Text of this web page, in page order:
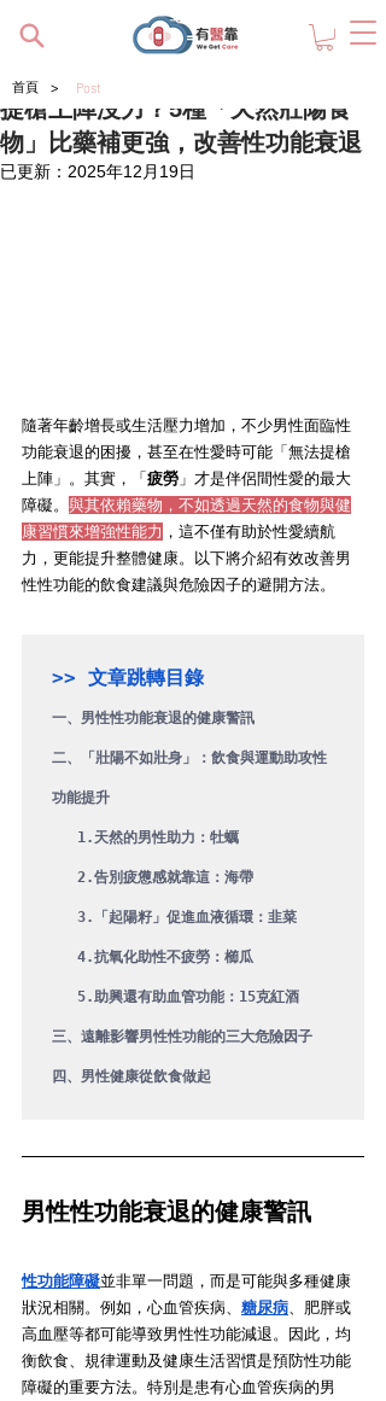
提槍上陣沒力？5種「天然壯陽食
物」比藥補更強，改善性功能衰退
已更新： 2025年12月19日
隨著年齡增長或生活壓力增加，不少男性面臨性
功能衰退的困擾，甚至在性愛時可能「無法提槍
上陣」。其實，「疲勞 」才是伴侶間性愛的最大
障礙。 與其依賴藥物，不如透過天然的食物與健
康習慣來增強性能力 ，這不僅有助於性愛續航
力，更能提升整體健康。以下將介紹有效改善男
性性功能的飲食建議與危險因子的避開方法。
一、男性性功能衰退的健康警訊
二、「壯陽不如壯身」：飲食與運動助攻性
功能提升
1.天然的男性助力：牡蠣
2.告別疲憊感就靠這：海帶
3.「起陽籽」促進血液循環：韭菜
4.抗氧化助性不疲勞：櫛瓜
5.助興還有助血管功能：15克紅酒
三、遠離影響男性性功能的三大危險因子
四、男性健康從飲食做起
男性性功能衰退的健康警訊
性功能障礙並非單一問題，而是可能與多種健康
狀況相關。例如，心血管疾病、 糖尿病 、肥胖或
高血壓等都可能導致男性性功能減退。因此，均
衡飲食、規律運動及健康生活習慣是預防性功能
障礙的重要方法。特別是患有心血管疾病的男
首頁 > Post